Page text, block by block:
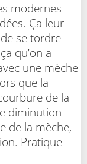
modernes
Ça leur
se tordre
qu’on a
une mèche
que la
de la
diminution
de la mèche,
Pratique